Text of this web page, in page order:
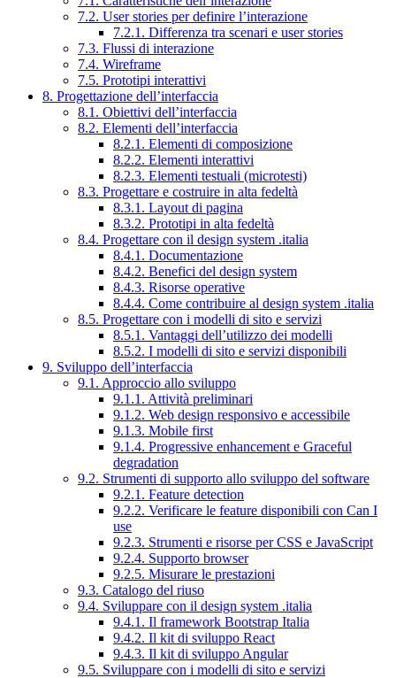
7.2. User stories per definire l’interazione
7.2.1. Differenza tra scenari e user stories
7.3. Flussi di interazione
7.4. Wireframe
7.5. Prototipi interattivi
8. Progettazione dell’interfaccia
8.1. Obiettivi dell’interfaccia
8.2. Elementi dell’interfaccia
8.2.1. Elementi di composizione
8.2.2. Elementi interattivi
8.2.3. Elementi testuali (microtesti)
8.3. Progettare e costruire in alta fedeltà
8.3.1. Layout di pagina
8.3.2. Prototipi in alta fedeltà
8.4. Progettare con il design system .italia
8.4.1. Documentazione
8.4.2. Benefici del design system
8.4.3. Risorse operative
8.4.4. Come contribuire al design system .italia
8.5. Progettare con i modelli di sito e servizi
8.5.1. Vantaggi dell’utilizzo dei modelli
8.5.2. I modelli di sito e servizi disponibili
9. Sviluppo dell’interfaccia
9.1. Approccio allo sviluppo
9.1.1. Attività preliminari
9.1.2. Web design responsivo e accessibile
9.1.3. Mobile first
9.1.4. Progressive enhancement e Graceful
degradation
9.2. Strumenti di supporto allo sviluppo del software
9.2.1. Feature detection
9.2.2. Verificare le feature disponibili con Can I
use
9.2.3. Strumenti e risorse per CSS e JavaScript
9.2.4. Supporto browser
9.2.5. Misurare le prestazioni
9.3. Catalogo del riuso
9.4. Sviluppare con il design system .italia
9.4.1. Il framework Bootstrap Italia
9.4.2. Il kit di sviluppo React
9.4.3. Il kit di sviluppo Angular
9.5. Sviluppare con i modelli di sito e servizi